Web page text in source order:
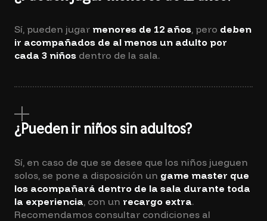
Sí, pueden jugar menores de 12 años, pero deben
ir acompañados de al menos un adulto por
cada 3 niños dentro de la sala.
¿Pueden ir niños sin adultos?
Sí, en caso de que se desee que los niños jueguen
solos, se pone a disposición un game master que
los acompañará dentro de la sala durante toda
la experiencia, con un recargo extra.
Recomendamos consultar condiciones al